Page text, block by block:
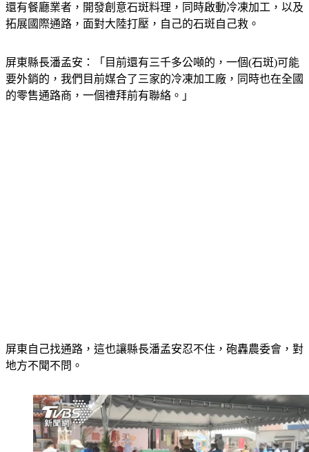
還有餐廳業者，開發創意石斑料理，同時啟動冷凍加工，以及
拓展國際通路，面對大陸打壓，自己的石斑自己救。
屏東縣長潘孟安：「目前還有三千多公噸的，一個(石斑)可能
要外銷的，我們目前媒合了三家的冷凍加工廠，同時也在全國
的零售通路商，一個禮拜前有聯絡。」
屏東自己找通路，這也讓縣長潘孟安忍不住，砲轟農委會，對
地方不聞不問。